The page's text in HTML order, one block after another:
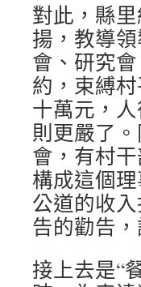
對此，縣
揚，教導
會、研究
約，束縛
十萬元，
則更嚴了
會，有村
構成這個
公道的收
告的勸告
接上去是“